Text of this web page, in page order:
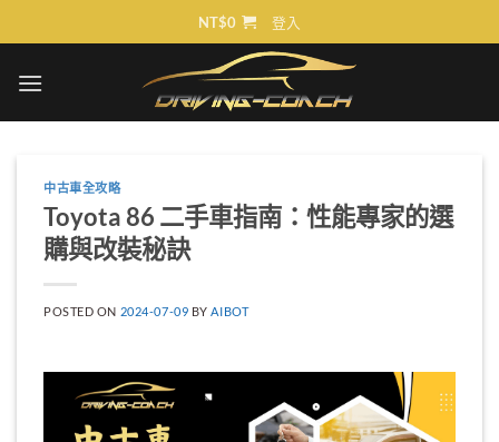
to
NT$0 登入
中古車全攻略
Toyota 86 二手車指南：性能專家的選
購與改裝秘訣
POSTED ON 2024-07-09 BY AIBOT